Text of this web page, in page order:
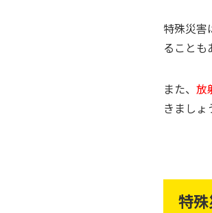
特殊災害
ることも
また、 放
きましょ
特